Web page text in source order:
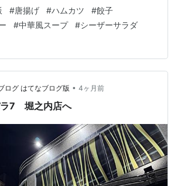
んじり、せせり、豚バラ、ハツなど買
キャベツもたっぷり切って酢キャベツ
ツもおいしかったです♪ 唐揚げや餃子
とネギの炒飯はパラパラと絶品！ ミモザ
スープは作りました＾＾ シーザーサラ
（２人分…
#唐揚げ #ハムカツ #餃子
#中華風スープ #シーザーサラダ
ログ はてなブログ版 • 4ヶ月前
ラ7 堀之内店へ